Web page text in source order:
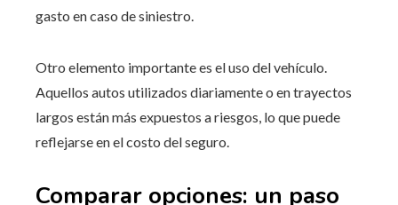
gasto en caso de siniestro.
Otro elemento importante es el uso del vehículo.
Aquellos autos utilizados diariamente o en trayectos
largos están más expuestos a riesgos, lo que puede
reflejarse en el costo del seguro.
Comparar opciones: un paso